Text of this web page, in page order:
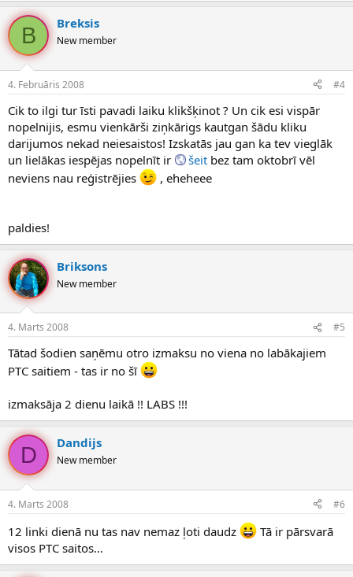
B Breksis
New member
4. Februāris 2008 #4
Cik to ilgi tur īsti pavadi laiku klikšķinot ? Un cik esi vispār
nopelnijis, esmu vienkārši ziņkārigs kautgan šādu kliku
darijumos nekad neiesaistos! Izskatās jau gan ka tev vieglāk
un lielākas iespējas nopelnīt ir
šeit bez tam oktobrī vēl
neviens nau reģistrējies
, eheheee
paldies!
Briksons
New member
4. Marts 2008 #5
Tātad šodien saņēmu otro izmaksu no viena no labākajiem
PTC saitiem - tas ir no šī
izmaksāja 2 dienu laikā !! LABS !!!
D Dandijs
New member
4. Marts 2008 #6
12 linki dienā nu tas nav nemaz ļoti daudz
Tā ir pārsvarā
visos PTC saitos...